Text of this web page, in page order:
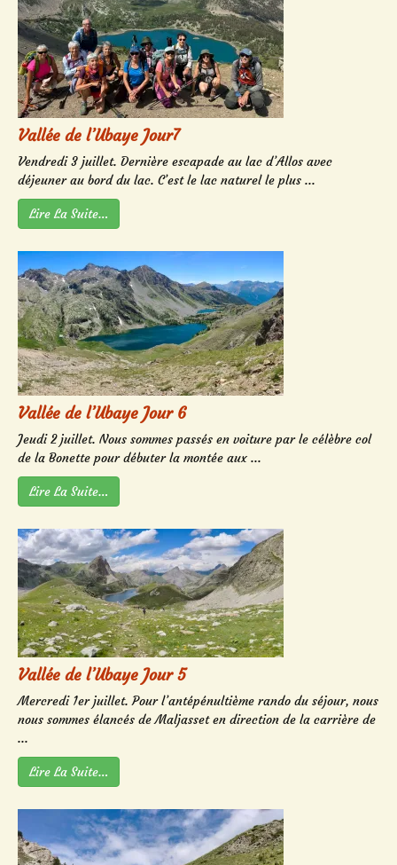
Vallée de l’Ubaye Jour7
Vendredi 3 juillet. Dernière escapade au lac d’Allos avec
déjeuner au bord du lac. C’est le lac naturel le plus ...
Lire La Suite…
Vallée de l’Ubaye Jour 6
Jeudi 2 juillet. Nous sommes passés en voiture par le célèbre col
de la Bonette pour débuter la montée aux ...
Lire La Suite…
Vallée de l’Ubaye Jour 5
Mercredi 1er juillet. Pour l’antépénultième rando du séjour, nous
nous sommes élancés de Maljasset en direction de la carrière de
...
Lire La Suite…